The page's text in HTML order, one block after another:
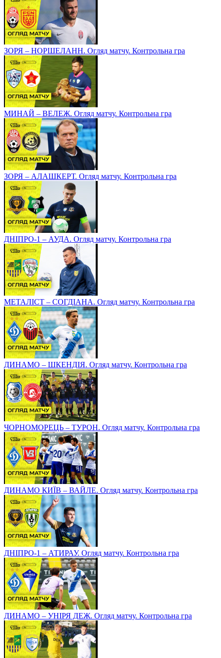
ЗОРЯ – НОРШЕЛАНН. Огляд матчу. Контрольна гра
МИНАЙ – ВЕЛЕЖ. Огляд матчу. Контрольна гра
ЗОРЯ – АЛАШКЕРТ. Огляд матчу. Контрольна гра
ДНІПРО-1 – АУДА. Огляд матчу. Контрольна гра
МЕТАЛІСТ – СОГДІАНА. Огляд матчу. Контрольна гра
ДИНАМО – ШКЕНДІЯ. Огляд матчу. Контрольна гра
ЧОРНОМОРЕЦЬ – ТУРОН. Огляд матчу. Контрольна гра
ДИНАМО КИЇВ – ВАЙЛЕ. Огляд матчу. Контрольна гра
ДНІПРО-1 – АТИРАУ. Огляд матчу. Контрольна гра
ДИНАМО – УНІРЯ ДЕЖ. Огляд матчу. Контрольна гра